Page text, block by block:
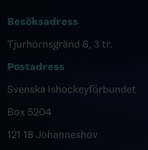
Besöksadress
Tjurhornsgränd 6, 3 tr.
Postadress
Svenska Ishockeyförbundet
Box 5204
121 18 Johanneshov